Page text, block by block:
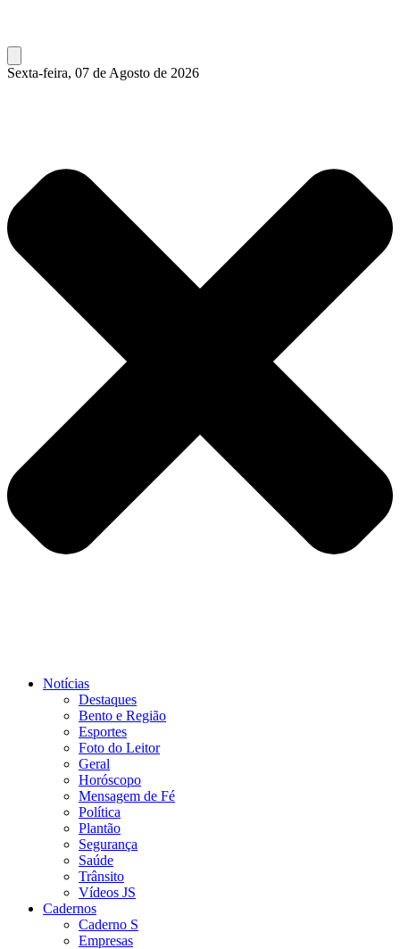
Sexta-feira, 07 de Agosto de 2026
Notícias
Destaques
Bento e Região
Esportes
Foto do Leitor
Geral
Horóscopo
Mensagem de Fé
Política
Plantão
Segurança
Saúde
Trânsito
Vídeos JS
Cadernos
Caderno S
Empresas